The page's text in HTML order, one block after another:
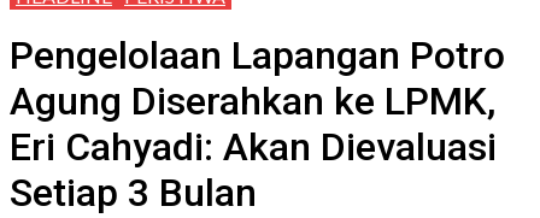
Pengelolaan Lapangan Potro
Agung Diserahkan ke LPMK,
Eri Cahyadi: Akan Dievaluasi
Setiap 3 Bulan